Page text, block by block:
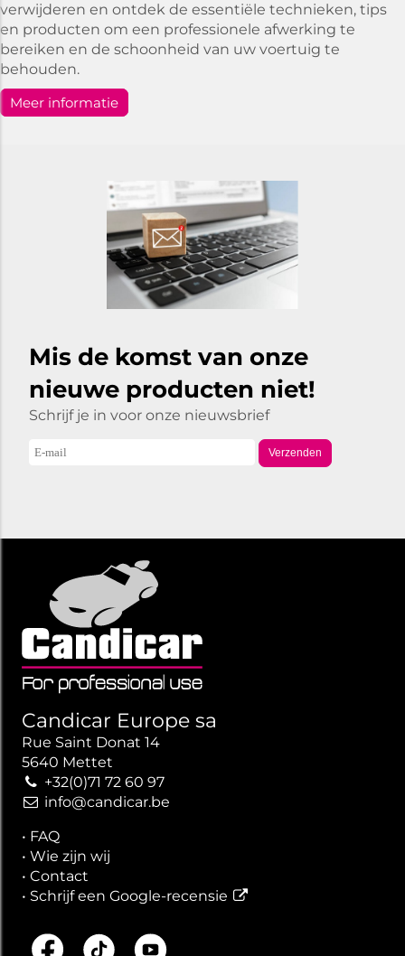
verwijderen en ontdek de essentiële technieken, tips
en producten om een professionele afwerking te
bereiken en de schoonheid van uw voertuig te
behouden.
Meer informatie
Mis de komst van onze
nieuwe producten niet!
Schrijf je in voor onze nieuwsbrief
Verzenden
Candicar Europe sa
Rue Saint Donat 14
5640 Mettet
+32(0)71 72 60 97
info@candicar.be
• FAQ
• Wie zijn wij
• Contact
• Schrijf een Google-recensie